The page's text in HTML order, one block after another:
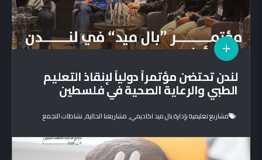
لندن تحتضن مؤتمراً دولياً لإنقاذ التعليم
الطبي والرعاية الصحية في فلسطين
مشاريع تعليمية بإدارة بال ميد اكاديمي, مشاريعنا الحالية, نشاطات التجمع